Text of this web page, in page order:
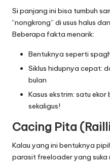
Si panjang ini bisa tumbuh
“nongkrong” di usus halus
Beberapa fakta menarik:
Bentuknya seperti
Siklus hidupnya cepat:
bulan
Kasus ekstrim: satu
sekaligus!
Cacing Pita
Kalau yang ini bentuknya
parasit freeloader yang suka